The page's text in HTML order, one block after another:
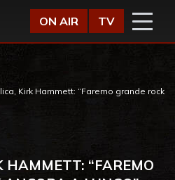
ON AIR TV
Kirk Hammett: “Faremo grande rock
HAMMETT: “FAREMO